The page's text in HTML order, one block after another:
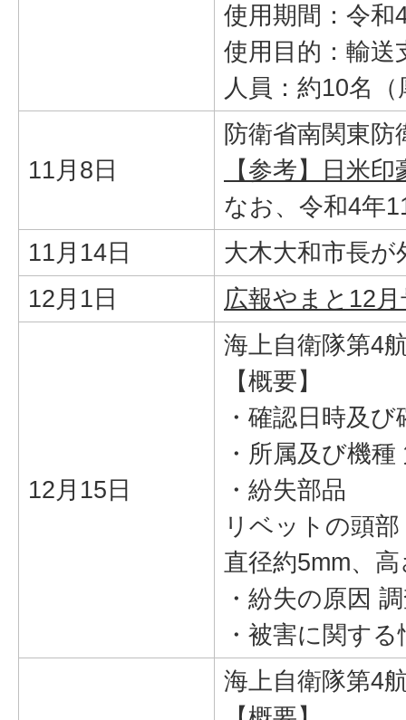
使用期間：令和
使用目的：輸送
人員：約10名
11月8日
防衛省南関東
【参考】日米
なお、令和4年
11月14日
大木大和市長
12月1日
広報やまと12
12月15日
海上自衛隊第4
【概要】
・確認日時及
・所属及び機
・紛失部品
リベットの頭
直径約5mm、
・紛失の原因
・被害に関す
海上自衛隊第4